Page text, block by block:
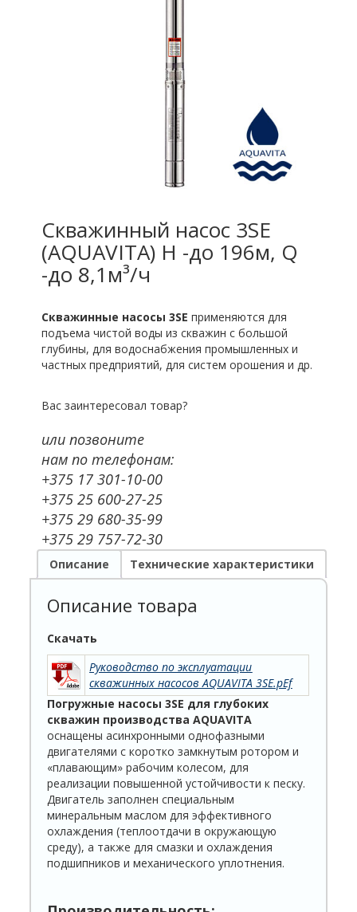
Скважинный насос 3SE
(AQUAVITA) H -до 196м, Q
-до 8,1м³/ч
Скважинные насосы 3SE применяются для
подъема чистой воды из скважин с большой
глубины, для водоснабжения промышленных и
частных предприятий, для систем орошения и др.
Вас заинтересовал товар?
или позвоните
нам по телефонам:
+375 17 301-10-00
+375 25 600-27-25
+375 29 680-35-99
+375 29 757-72-30
Описание Технические характеристики
Описание товара
Скачать
Руководство по эксплуатации
скважинных насосов AQUAVITA 3SE.pEf
Погружные насосы 3SE для глубоких
скважин производства AQUAVITA
оснащены асинхронными однофазными
двигателями с коротко замкнутым ротором и
«плавающим» рабочим колесом, для
реализации повышенной устойчивости к песку.
Двигатель заполнен специальным
минеральным маслом для эффективного
охлаждения (теплоотдачи в окружающую
среду), а также для смазки и охлаждения
подшипников и механического уплотнения.